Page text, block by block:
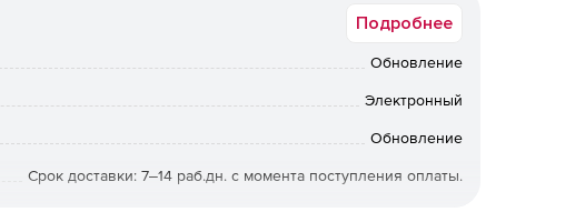
планировать и реализовывать высококачественные
и сантехники (MEP) в рамках одного и того же
благодаря таким функциям, как новые
Подробнее
Обновление
Электронный
Обновление
Срок доставки: 7‒14 раб.дн. с момента поступления оплаты.